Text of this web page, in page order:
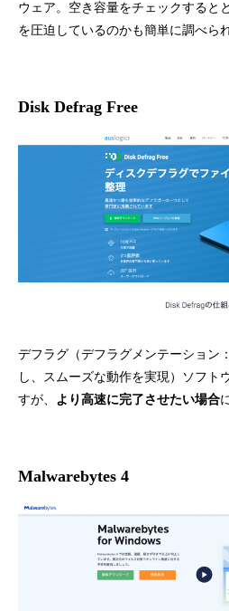
ウェア。空き容量をチェックすると
を圧迫しているのかも簡単に調べら
Disk Defrag Free
デフラグ（デフラグメンテーション
し、スムーズな動作を実現）ソフト
すが、 より高速に完了させたい場合
Malwarebytes 4